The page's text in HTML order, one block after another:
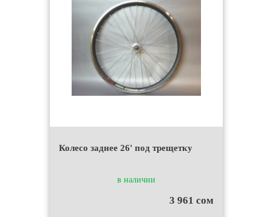
Колесо заднее 26' под трещетку
в наличии
3 961 сом